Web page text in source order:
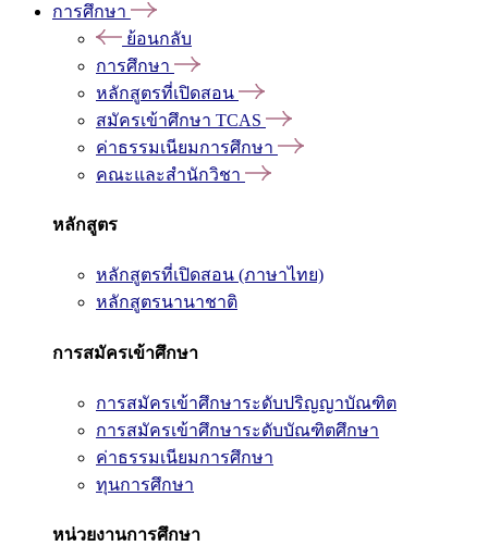
การศึกษา
ย้อนกลับ
การศึกษา
หลักสูตรที่เปิดสอน
สมัครเข้าศึกษา TCAS
ค่าธรรมเนียมการศึกษา
คณะและสำนักวิชา
หลักสูตร
หลักสูตรที่เปิดสอน (ภาษาไทย)
หลักสูตรนานาชาติ
การสมัครเข้าศึกษา
การสมัครเข้าศึกษาระดับปริญญาบัณฑิต
การสมัครเข้าศึกษาระดับบัณฑิตศึกษา
ค่าธรรมเนียมการศึกษา
ทุนการศึกษา
หน่วยงานการศึกษา